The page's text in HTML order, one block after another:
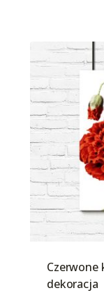
Czerwone
dekoracja